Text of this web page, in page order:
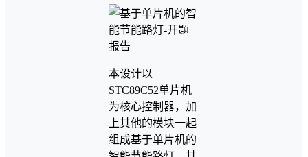
本设计以
STC89C52单片机
为核心控制器，加
上其他的模块一起
组成基于单片机的